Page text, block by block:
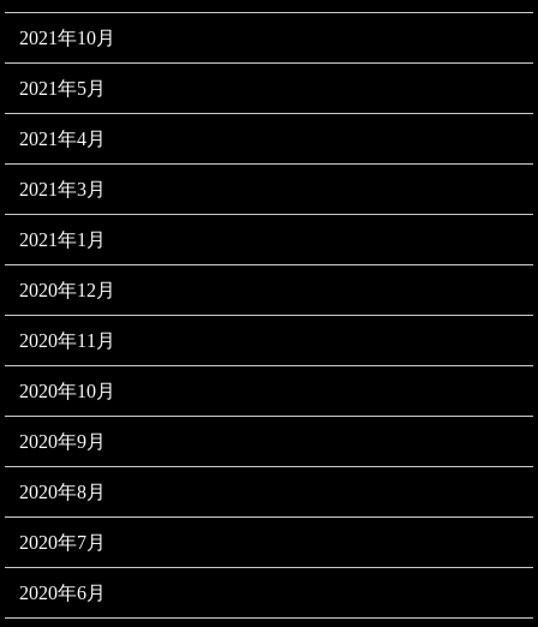
2021年10月
2021年5月
2021年4月
2021年3月
2021年1月
2020年12月
2020年11月
2020年10月
2020年9月
2020年8月
2020年7月
2020年6月